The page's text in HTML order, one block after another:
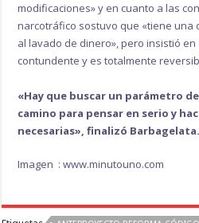
modificaciones» y en cuanto a las
narcotráfico sostuvo que «tiene una
al lavado de dinero», pero insistió
contundente y es totalmente
«Hay que buscar un parámetro
camino para pensar en serio y
necesarias», finalizó Barbagelata.
Imagen : www.minutouno.com